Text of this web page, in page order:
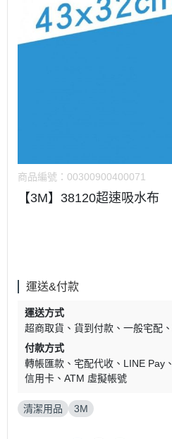
商品編號： 00300900400071
【3M】38120超速吸水布
運送&付款
運送方式
超商取貨
貨到付款 一般宅配
付款方式
轉帳匯款
宅配代收 LINE Pay
信用卡
ATM 虛擬帳號
清潔用品 3M